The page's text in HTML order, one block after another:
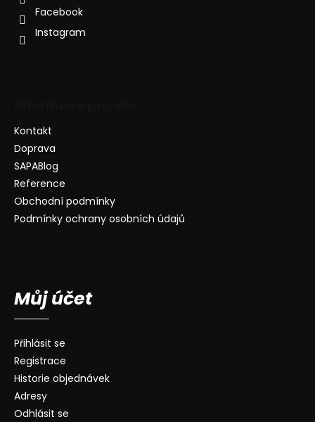
Facebook
Instagram
Kontakt
Doprava
SAPABlog
Reference
Obchodní podmínky
Podmínky ochrany osobních údajů
Můj účet
Přihlásit se
Registrace
Historie objednávek
Adresy
Odhlásit se